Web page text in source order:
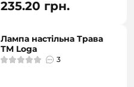
235.20 грн.
Лампа настільна Трава
ТМ Loga
3